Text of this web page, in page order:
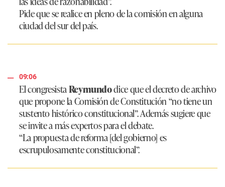
Pide que se realice en pleno de la comisión en alguna
ciudad del sur del país.
09:06
El congresistaReymundodice que el decreto de archivo
que propone la Comisión de Constitución“no tiene un
sustento histórico constitucional”. Además sugiere que
se invite a más expertos para el debate.
“La propuesta de reforma [del gobierno] es
escrupulosamente constitucional”.